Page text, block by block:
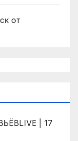
от
| 17